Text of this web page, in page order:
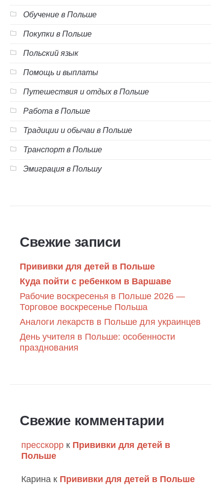
Обучение в Польше
Покупки в Польше
Польский язык
Помощь и выплаты
Путешествия и отдых в Польше
Работа в Польше
Традиции и обычаи в Польше
Транспорт в Польше
Эмиграция в Польшу
Свежие записи
Прививки для детей в Польше
Куда пойти с ребенком в Варшаве
Рабочие воскресенья в Польше 2026 —
Торговое воскресенье Польша
Аналоги лекарств в Польше для украинцев
День учителя в Польше: особенности
празднования
Свежие комментарии
пресскорр к Прививки для детей в
Польше
Карина к Прививки для детей в Польше